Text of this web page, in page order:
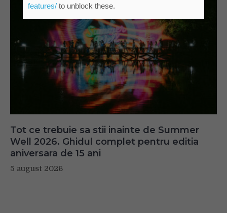
Tot ce trebuie sa stii inainte de Summer
Well 2026. Ghidul complet pentru editia
aniversara de 15 ani
5 august 2026
features/to unblock these.